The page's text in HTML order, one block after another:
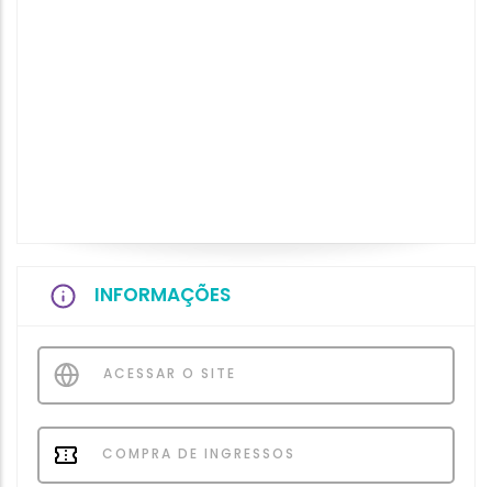
INFORMAÇÕES
ACESSAR O SITE
COMPRA DE INGRESSOS